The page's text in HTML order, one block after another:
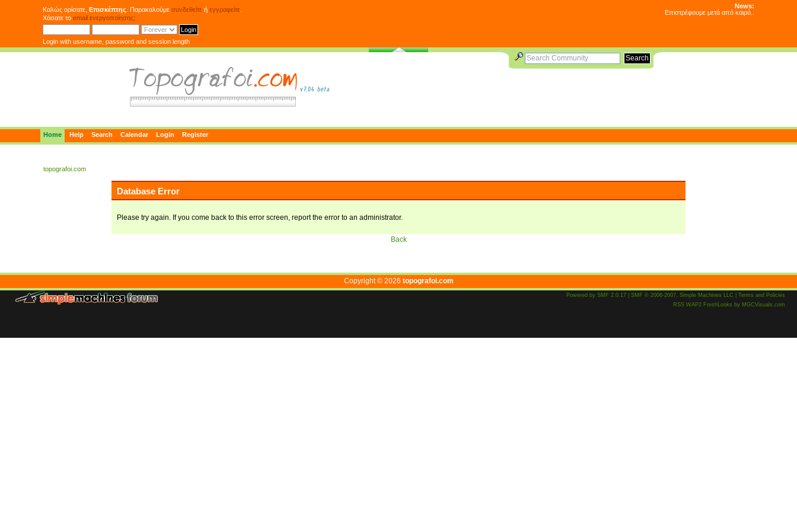
Καλώς ορίσατε,Επισκέπτης . Παρακαλούμεσυνδεθείτε ήεγγραφείτε
Χάσατε τοemail ενεργοποίησης;
Login with username, password and session length
News:
Επιστρέφουμε μετά από καιρό..
Home Help Search Calendar Login Register
topografoi.com
Database Error
Please try again. If you come back to this error screen, report the error to an administrator.
Back
Copyright © 2026 topografoi.com
Powered by SMF 2.0.17 SMF © 2006-2007, Simple Machines LLC
Terms and Policies
RSS WAP2 FreshLooks by MGCVisuals.com